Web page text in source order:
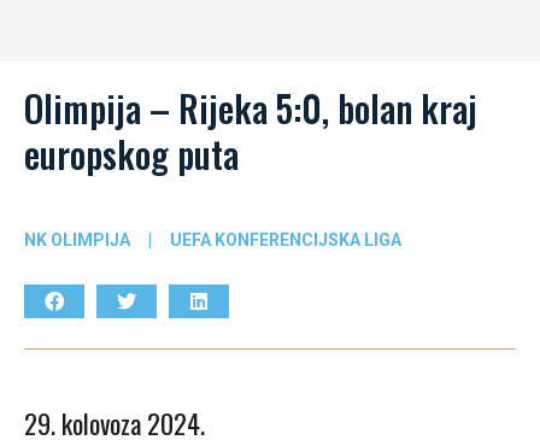
Olimpija – Rijeka 5:0, bolan kraj
europskog puta
NK OLIMPIJA | UEFA KONFERENCIJSKA LIGA
29. kolovoza 2024.